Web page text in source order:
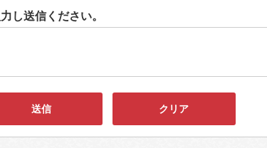
し送信ください。